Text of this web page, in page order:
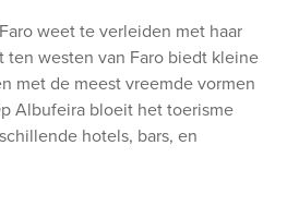
weet te verleiden met haar
westen van Faro biedt kleine
met de meest vreemde vormen
Albufeira bloeit het toerisme
hotels, bars, en